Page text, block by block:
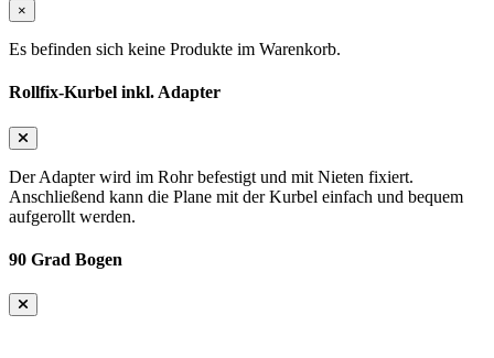
×
Es befinden sich keine Produkte im Warenkorb.
Rollfix-Kurbel inkl. Adapter
Der Adapter wird im Rohr befestigt und mit Nieten fixiert.
Anschließend kann die Plane mit der Kurbel einfach und bequem
aufgerollt werden.
90 Grad Bogen